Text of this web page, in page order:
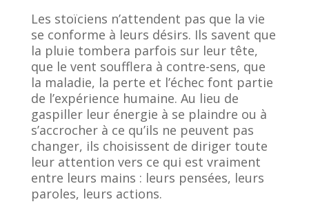
Les stoïciens n’attendent pas que la vie
se conforme à leurs désirs. Ils savent que
la pluie tombera parfois sur leur tête,
que le vent soufflera à contre-sens, que
la maladie, la perte et l’échec font partie
de l’expérience humaine. Au lieu de
gaspiller leur énergie à se plaindre ou à
s’accrocher à ce qu’ils ne peuvent pas
changer, ils choisissent de diriger toute
leur attention vers ce qui est vraiment
entre leurs mains : leurs pensées, leurs
paroles, leurs actions.